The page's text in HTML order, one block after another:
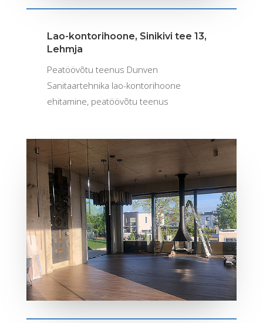
Lao-kontorihoone, Sinikivi tee 13,
Lehmja
Peatöövõtu teenus Dunven
Sanitaartehnika lao-kontorihoone
ehitamine, peatöövõtu teenus